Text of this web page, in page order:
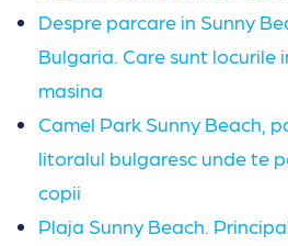
Despre parcare in Sunny
Bulgaria. Care sunt locurile
masina
Camel Park Sunny Beach,
litoralul bulgaresc unde te
copii
Plaja Sunny Beach.